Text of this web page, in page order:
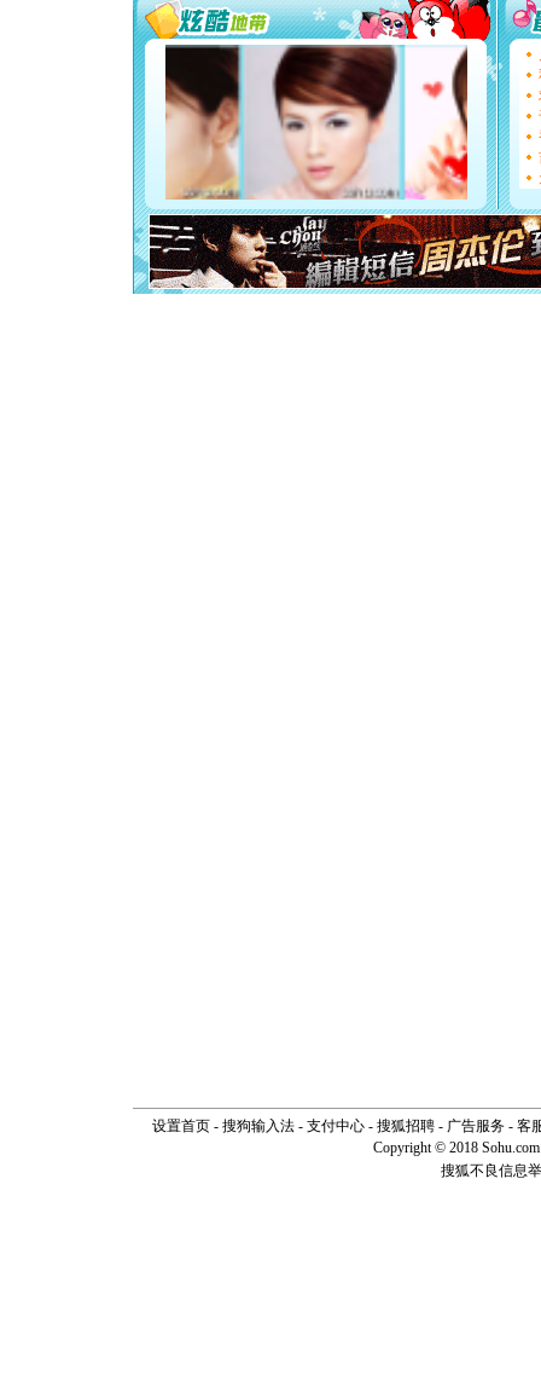
天都要快
[圣诞节]
如意,快
[元旦]
看
断电。
你是我
[元旦]
如
起；二
离。水
[元旦]
泣，这痛
卖了。水
[春节]风
颜！冬去
道一声平
设置首页- 搜狗输入法- 支付中心- 搜狐招聘- 广告服务- 客
Copyright © 2018
搜狐不良信息